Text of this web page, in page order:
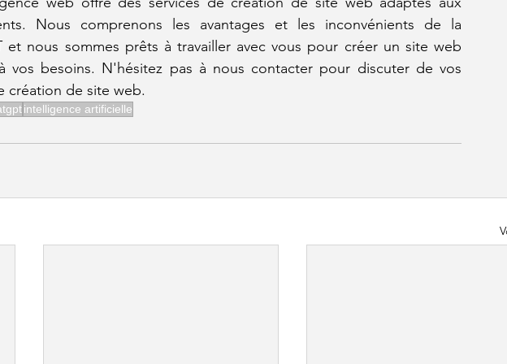
Nous comprenons les avantages et les inconvénients de la
et nous sommes prêts à travailler avec vous pour créer un site web
vos besoins. N'hésitez pas à nous contacter pour discuter de vos
création de site web.
intelligence artificielle